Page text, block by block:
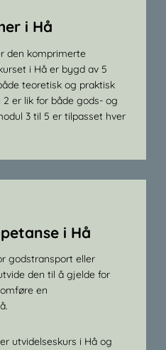
i Hå
den komprimerte
i Hå er bygd av 5
teoretisk og praktisk
2 er lik for både gods- og
3 til 5 er tilpasset hver
i Hå
godstransport eller
den til å gjelde for
en
utvidelseskurs i Hå og